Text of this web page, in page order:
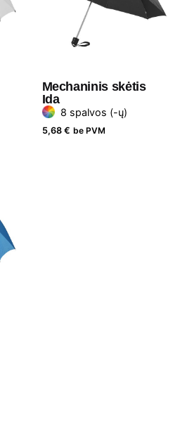
Mechaninis skėtis
Ida
8 spalvos (-ų)
5,68 € be PVM